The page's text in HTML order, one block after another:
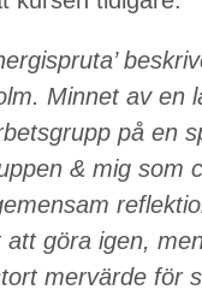
Min­net av en
på en
& mig som
göra igen,
mervärde för